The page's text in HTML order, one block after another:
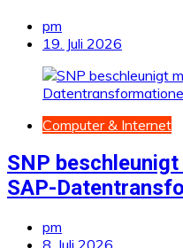
pm
19. Juli 2026
Computer & Internet
SNP
SAP-
pm